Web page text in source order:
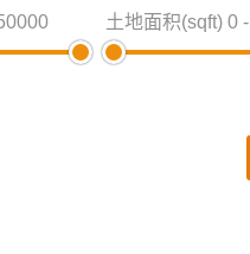
土地面积(sqft) 0 -